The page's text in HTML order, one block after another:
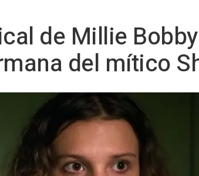
de Millie
del mítico